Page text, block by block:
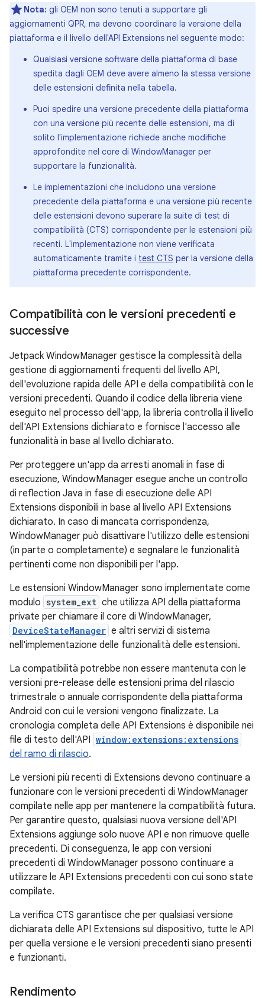
Nota: gli OEM non sono tenuti a supportare gli
aggiornamenti QPR, ma devono coordinare la versione della
piattaforma e il livello dell'API Extensions nel seguente modo:
Qualsiasi versione software della piattaforma di base
spedita dagli OEM deve avere almeno la stessa versione
delle estensioni definita nella tabella.
Puoi spedire una versione precedente della piattaforma
con una versione più recente delle estensioni, ma di
solito l'implementazione richiede anche modifiche
approfondite nel core di WindowManager per
supportare la funzionalità.
Le implementazioni che includono una versione
precedente della piattaforma e una versione più recente
delle estensioni devono superare la suite di test di
compatibilità (CTS) corrispondente per le estensioni più
recenti. L'implementazione non viene verificata
automaticamente tramite i test CTS per la versione della
piattaforma precedente corrispondente.
Compatibilità con le versioni precedenti e
successive
Jetpack WindowManager gestisce la complessità della
gestione di aggiornamenti frequenti del livello API,
dell'evoluzione rapida delle API e della compatibilità con le
versioni precedenti. Quando il codice della libreria viene
eseguito nel processo dell'app, la libreria controlla il livello
dell'API Extensions dichiarato e fornisce l'accesso alle
funzionalità in base al livello dichiarato.
Per proteggere un'app da arresti anomali in fase di
esecuzione, WindowManager esegue anche un controllo
di reflection Java in fase di esecuzione delle API
Extensions disponibili in base al livello API Extensions
dichiarato. In caso di mancata corrispondenza,
WindowManager può disattivare l'utilizzo delle estensioni
(in parte o completamente) e segnalare le funzionalità
pertinenti come non disponibili per l'app.
Le estensioni WindowManager sono implementate come
modulo system_ext che utilizza API della piattaforma
private per chiamare il core di WindowManager,
DeviceStateManager e altri servizi di sistema
nell'implementazione delle funzionalità delle estensioni.
La compatibilità potrebbe non essere mantenuta con le
versioni pre-release delle estensioni prima del rilascio
trimestrale o annuale corrispondente della piattaforma
Android con cui le versioni vengono finalizzate. La
cronologia completa delle API Extensions è disponibile nei
file di testo dell'API window:extensions:extensions
del ramo di rilascio.
Le versioni più recenti di Extensions devono continuare a
funzionare con le versioni precedenti di WindowManager
compilate nelle app per mantenere la compatibilità futura.
Per garantire questo, qualsiasi nuova versione dell'API
Extensions aggiunge solo nuove API e non rimuove quelle
precedenti. Di conseguenza, le app con versioni
precedenti di WindowManager possono continuare a
utilizzare le API Extensions precedenti con cui sono state
compilate.
La verifica CTS garantisce che per qualsiasi versione
dichiarata delle API Extensions sul dispositivo, tutte le API
per quella versione e le versioni precedenti siano presenti
e funzionanti.
Rendimento